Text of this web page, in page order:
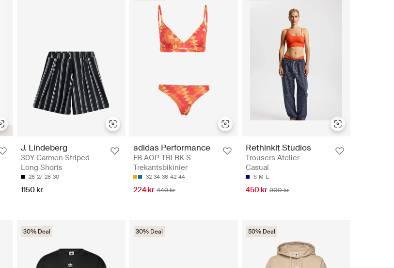
J. Lindeberg
30Y Carmen Striped
Long Shorts
26 27 28 30
1150 kr
adidas Performance
FB AOP TRI BK S -
Trekantsbikinier
32 34 36 42 44
224 kr 449 kr
Rethinkit Studios
Trousers Atelier -
Casual
S M L
450 kr 900 kr
30% Deal 30% Deal 50% Deal